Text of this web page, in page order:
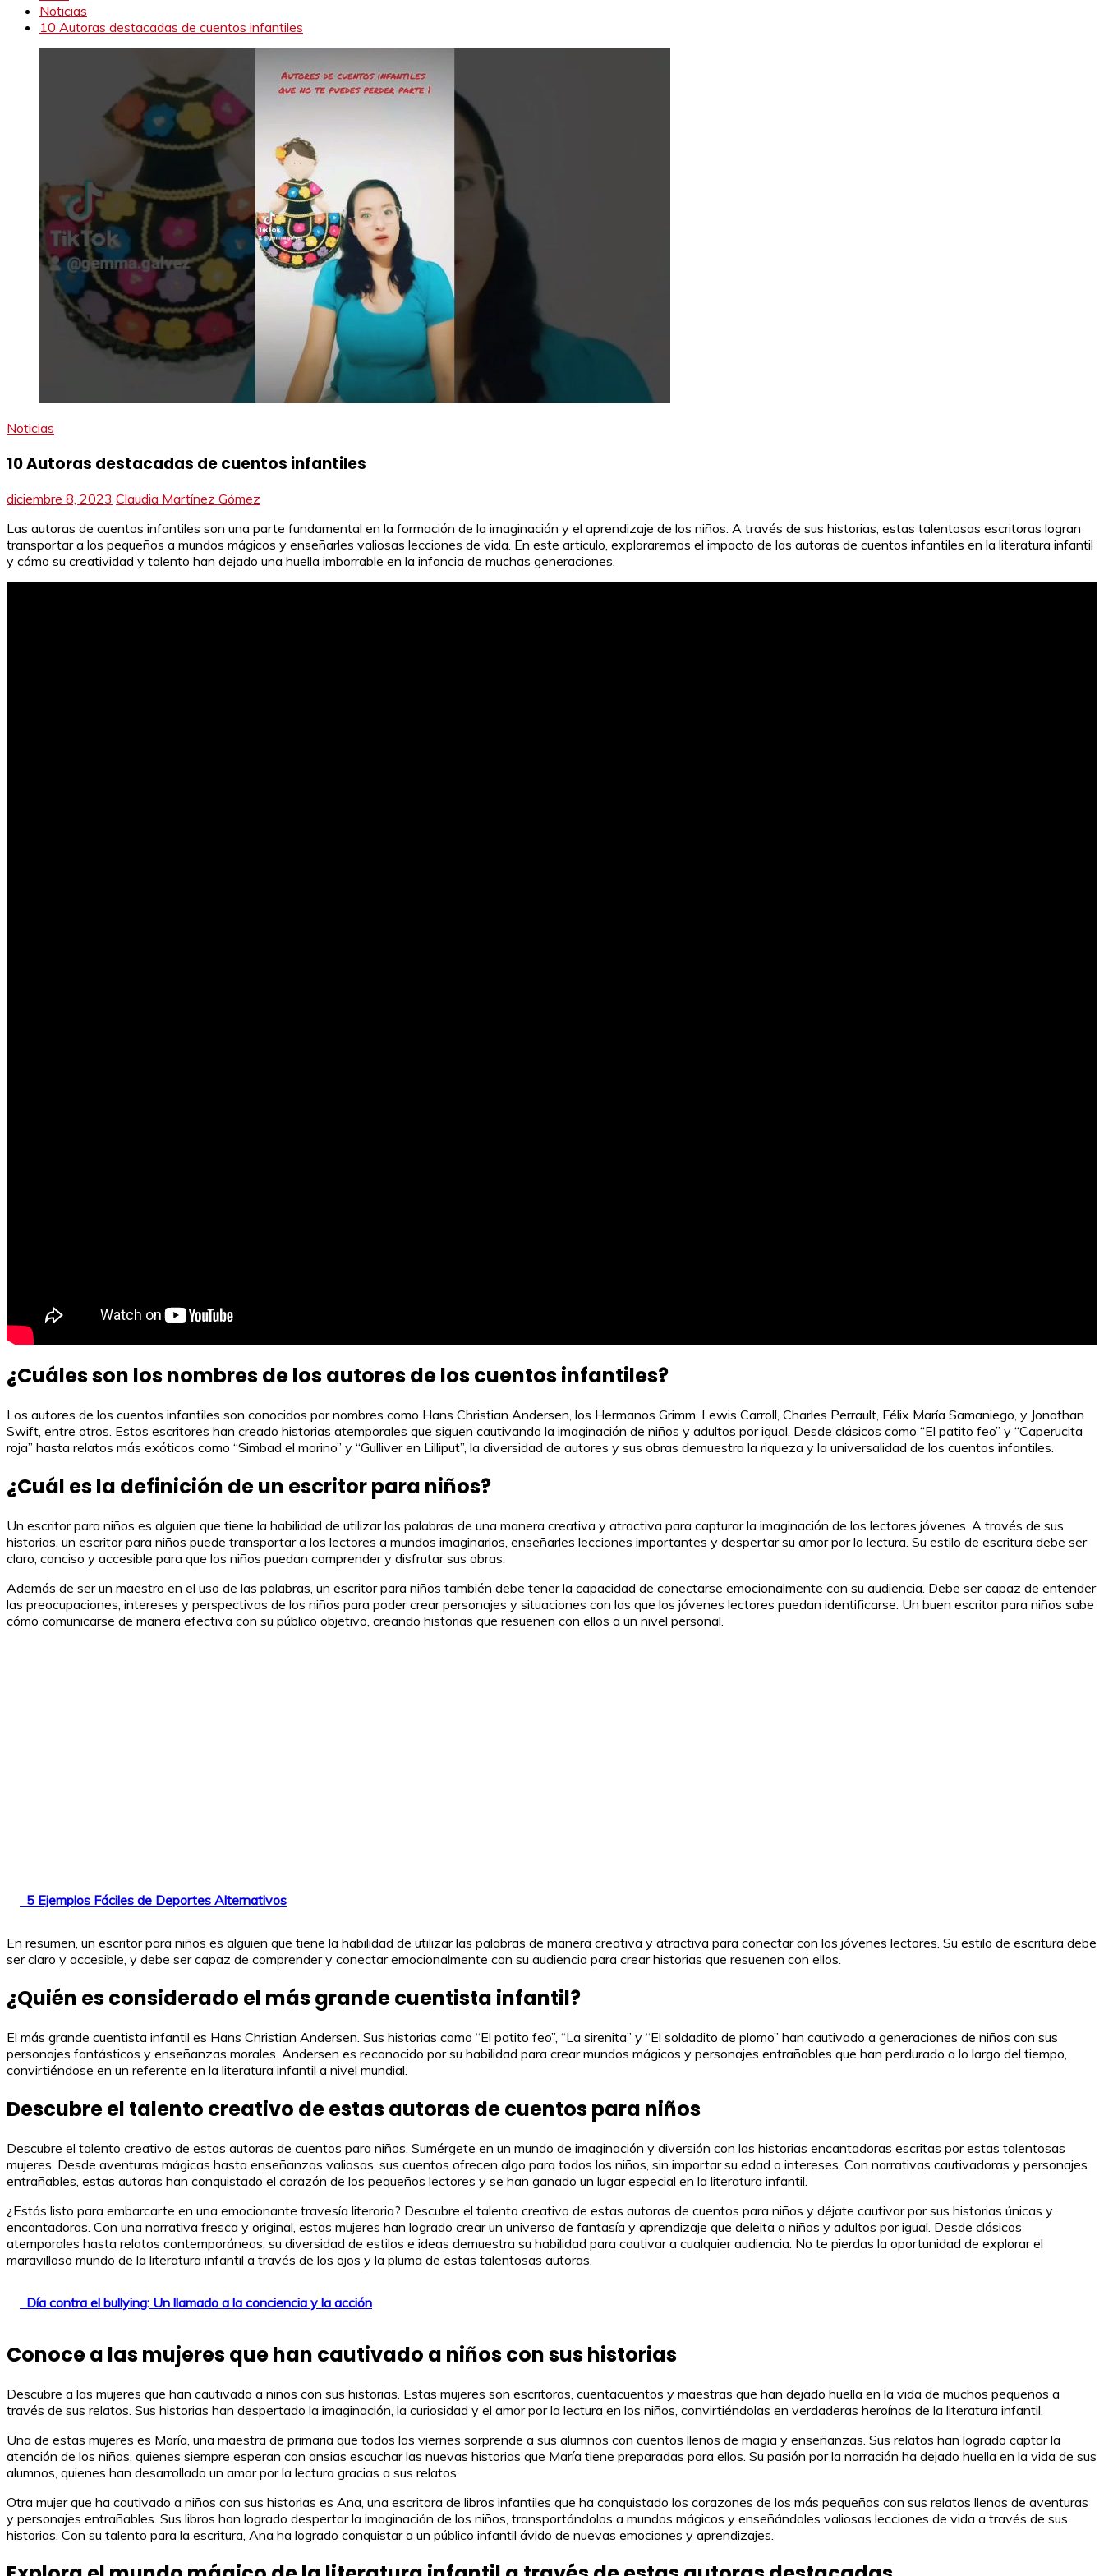
Noticias
10 Autoras destacadas de cuentos infantiles
Noticias
10 Autoras destacadas de cuentos infantiles
diciembre 8, 2023 Claudia Martínez Gómez
Las autoras de cuentos infantiles son una parte fundamental en la formación de la imaginación y el aprendizaje de los niños. A través de sus historias, estas talentosas escritoras logran
transportar a los pequeños a mundos mágicos y enseñarles valiosas lecciones de vida. En este artículo, exploraremos el impacto de las autoras de cuentos infantiles en la literatura infantil
y cómo su creatividad y talento han dejado una huella imborrable en la infancia de muchas generaciones.
¿Cuáles son los nombres de los autores de los cuentos infantiles?
Los autores de los cuentos infantiles son conocidos por nombres como Hans Christian Andersen, los Hermanos Grimm, Lewis Carroll, Charles Perrault, Félix María Samaniego, y Jonathan
Swift, entre otros. Estos escritores han creado historias atemporales que siguen cautivando la imaginación de niños y adultos por igual. Desde clásicos como “El patito feo” y “Caperucita
roja” hasta relatos más exóticos como “Simbad el marino” y “Gulliver en Lilliput”, la diversidad de autores y sus obras demuestra la riqueza y la universalidad de los cuentos infantiles.
¿Cuál es la definición de un escritor para niños?
Un escritor para niños es alguien que tiene la habilidad de utilizar las palabras de una manera creativa y atractiva para capturar la imaginación de los lectores jóvenes. A través de sus
historias, un escritor para niños puede transportar a los lectores a mundos imaginarios, enseñarles lecciones importantes y despertar su amor por la lectura. Su estilo de escritura debe ser
claro, conciso y accesible para que los niños puedan comprender y disfrutar sus obras.
Además de ser un maestro en el uso de las palabras, un escritor para niños también debe tener la capacidad de conectarse emocionalmente con su audiencia. Debe ser capaz de entender
las preocupaciones, intereses y perspectivas de los niños para poder crear personajes y situaciones con las que los jóvenes lectores puedan identificarse. Un buen escritor para niños sabe
cómo comunicarse de manera efectiva con su público objetivo, creando historias que resuenen con ellos a un nivel personal.
5 Ejemplos Fáciles de Deportes Alternativos
En resumen, un escritor para niños es alguien que tiene la habilidad de utilizar las palabras de manera creativa y atractiva para conectar con los jóvenes lectores. Su estilo de escritura debe
ser claro y accesible, y debe ser capaz de comprender y conectar emocionalmente con su audiencia para crear historias que resuenen con ellos.
¿Quién es considerado el más grande cuentista infantil?
El más grande cuentista infantil es Hans Christian Andersen. Sus historias como “El patito feo”, “La sirenita” y “El soldadito de plomo” han cautivado a generaciones de niños con sus
personajes fantásticos y enseñanzas morales. Andersen es reconocido por su habilidad para crear mundos mágicos y personajes entrañables que han perdurado a lo largo del tiempo,
convirtiéndose en un referente en la literatura infantil a nivel mundial.
Descubre el talento creativo de estas autoras de cuentos para niños
Descubre el talento creativo de estas autoras de cuentos para niños. Sumérgete en un mundo de imaginación y diversión con las historias encantadoras escritas por estas talentosas
mujeres. Desde aventuras mágicas hasta enseñanzas valiosas, sus cuentos ofrecen algo para todos los niños, sin importar su edad o intereses. Con narrativas cautivadoras y personajes
entrañables, estas autoras han conquistado el corazón de los pequeños lectores y se han ganado un lugar especial en la literatura infantil.
¿Estás listo para embarcarte en una emocionante travesía literaria? Descubre el talento creativo de estas autoras de cuentos para niños y déjate cautivar por sus historias únicas y
encantadoras. Con una narrativa fresca y original, estas mujeres han logrado crear un universo de fantasía y aprendizaje que deleita a niños y adultos por igual. Desde clásicos
atemporales hasta relatos contemporáneos, su diversidad de estilos e ideas demuestra su habilidad para cautivar a cualquier audiencia. No te pierdas la oportunidad de explorar el
maravilloso mundo de la literatura infantil a través de los ojos y la pluma de estas talentosas autoras.
Día contra el bullying: Un llamado a la conciencia y la acción
Conoce a las mujeres que han cautivado a niños con sus historias
Descubre a las mujeres que han cautivado a niños con sus historias. Estas mujeres son escritoras, cuentacuentos y maestras que han dejado huella en la vida de muchos pequeños a
través de sus relatos. Sus historias han despertado la imaginación, la curiosidad y el amor por la lectura en los niños, convirtiéndolas en verdaderas heroínas de la literatura infantil.
Una de estas mujeres es María, una maestra de primaria que todos los viernes sorprende a sus alumnos con cuentos llenos de magia y enseñanzas. Sus relatos han logrado captar la
atención de los niños, quienes siempre esperan con ansias escuchar las nuevas historias que María tiene preparadas para ellos. Su pasión por la narración ha dejado huella en la vida de sus
alumnos, quienes han desarrollado un amor por la lectura gracias a sus relatos.
Otra mujer que ha cautivado a niños con sus historias es Ana, una escritora de libros infantiles que ha conquistado los corazones de los más pequeños con sus relatos llenos de aventuras
y personajes entrañables. Sus libros han logrado despertar la imaginación de los niños, transportándolos a mundos mágicos y enseñándoles valiosas lecciones de vida a través de sus
historias. Con su talento para la escritura, Ana ha logrado conquistar a un público infantil ávido de nuevas emociones y aprendizajes.